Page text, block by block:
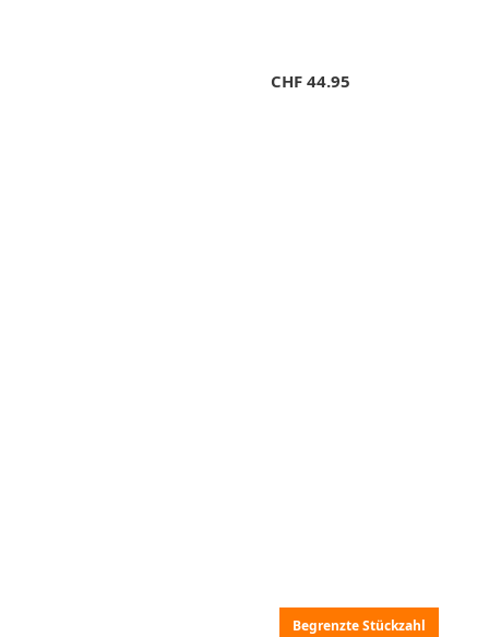
CHF 44.95
Begrenzte Stückzahl